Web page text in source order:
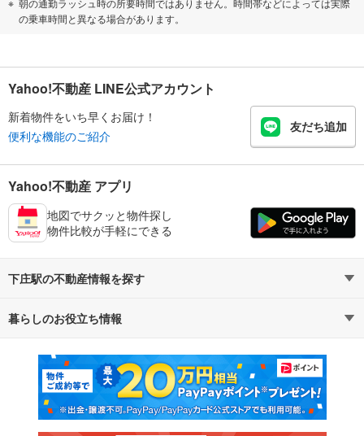
の乗車時間と異なる場合があります。
Yahoo!不動産 LINE公式アカウント
新着物件をいち早くお届け！
便利な機能のご紹介
友だち追加
Yahoo!不動産 アプリ
地図でサクッと物件探し
物件比較が手軽にできる
下庄駅の不動産情報を探す
不動産・住宅
新築マンション 中古マンション
新築一戸建て 中古一戸建て
暮らしのお役立ち情報
マンションカタログ 教えて！住まいの先生